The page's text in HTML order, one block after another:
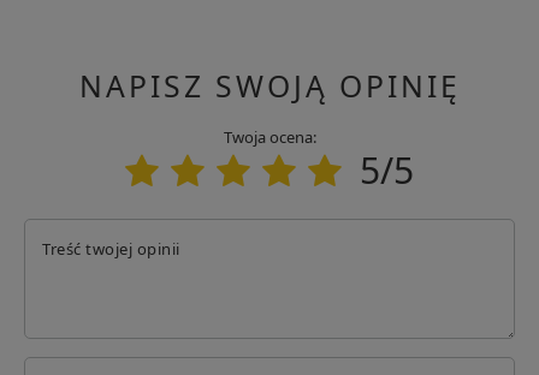
Kraj: PolskaNAPISZ SWOJĄ OPINIĘ
Twoja ocena:
5/5
Treść twojej opinii